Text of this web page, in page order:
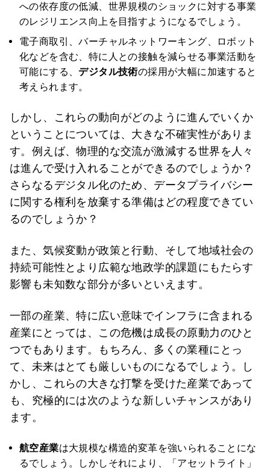
への依存度の低減、世界規模のショックに対する事業
のレジリエンス向上を目指すようになるでしょう。
電子商取引、バーチャルネットワーキング、ロボット
化などを含む、特に人との接触を減らせる事業活動を
可能にする、デジタル技術の採用が大幅に加速すると
考えられます。
しかし、これらの動向がどのように進んでいくか
ということについては、大きな不確実性がありま
す。例えば、物理的な交流が激減する世界を人々
は進んで受け入れることができるのでしょうか？
さらなるデジタル化のため、データプライバシー
に関する権利を放棄する準備はどの程度できてい
るのでしょうか？
また、気候変動が政策と行動、そして地域社会の
持続可能性とより広範な地政学的課題にもたらす
影響も未知数な部分が多いといえます。
一部の産業、特に広い意味でインフラに含まれる
産業にとっては、この危機は成長の原動力のひと
つでもあります。もちろん、多くの業種にとっ
て、未来はとても厳しいものになるでしょう。し
かし、これらの大きな打撃を受けた産業であって
も、究極的には次のような新しいチャンスがあり
ます。
航空産業は大規模な構造的変革を強いられることにな
るでしょう。しかしそれにより、「アセットライト」